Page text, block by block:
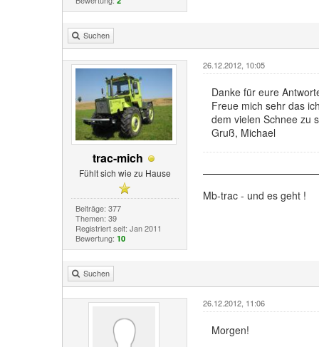
Suchen
trac-mich
Fühlt sich wie zu Hause
Beiträge: 377
Themen: 39
Registriert seit: Jan 2011
Bewertung: 10
26.12.2012, 10:05
Danke für eure
Freue mich sehr das
dem vielen Schnee zu
Gruß, Michael
Mb-trac - und es geht !
Suchen
26.12.2012, 11:06
Morgen!